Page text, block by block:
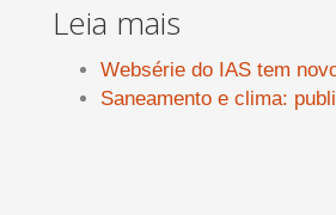
Leia mais
Websérie do IAS tem
Saneamento e clima: